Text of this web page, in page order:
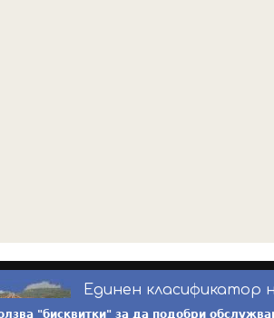
Единен
"бисквитки" за да подобри